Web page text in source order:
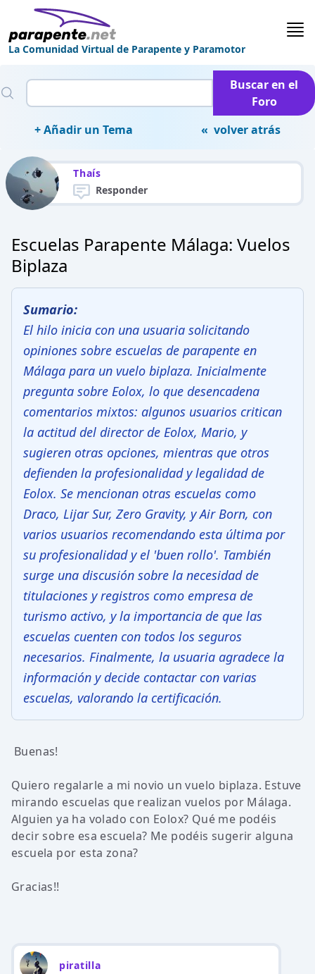
La Comunidad Virtual de Parapente y Paramotor
Buscar en el
Foro
+ Añadir un Tema
« volver atrás
Thaís
Responder
Escuelas Parapente Málaga: Vuelos
Biplaza
Sumario:
El hilo inicia con una usuaria solicitando
opiniones sobre escuelas de parapente en
Málaga para un vuelo biplaza. Inicialmente
pregunta sobre Eolox, lo que desencadena
comentarios mixtos: algunos usuarios critican
la actitud del director de Eolox, Mario, y
sugieren otras opciones, mientras que otros
defienden la profesionalidad y legalidad de
Eolox. Se mencionan otras escuelas como
Draco, Lijar Sur, Zero Gravity, y Air Born, con
varios usuarios recomendando esta última por
su profesionalidad y el 'buen rollo'. También
surge una discusión sobre la necesidad de
titulaciones y registros como empresa de
turismo activo, y la importancia de que las
escuelas cuenten con todos los seguros
necesarios. Finalmente, la usuaria agradece la
información y decide contactar con varias
escuelas, valorando la certificación.
Buenas!
Quiero regalarle a mi novio un vuelo biplaza. Estuve
mirando escuelas que realizan vuelos por Málaga.
Alguien ya ha volado con Eolox? Qué me podéis
decir sobre esa escuela? Me podéis sugerir alguna
escuela por esta zona?
Gracias!!
piratilla